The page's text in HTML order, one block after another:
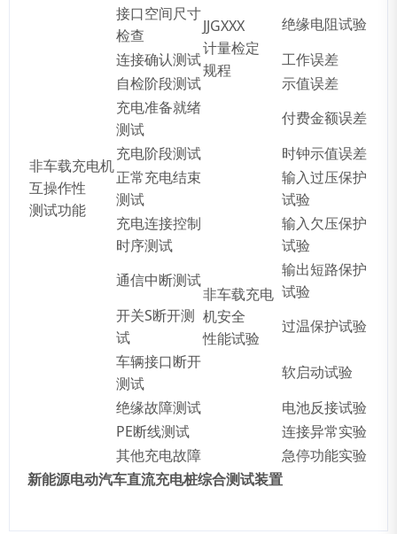
非车载充电机
互操作性
测试功能
JJGXXX
计量检定
规程
接口空间尺寸
检查
绝缘电阻试验
连接确认测试
工作误差
自检阶段测试
示值误差
充电准备就绪
测试
付费金额误差
充电阶段测试
时钟示值误差
正常充电结束
测试
非车载充电
机安全
性能试验
输入过压保护
试验
充电连接控制
时序测试
输入欠压保护
试验
通信中断测试
输出短路保护
试验
开关S断开测
试
过温保护试验
车辆接口断开
测试
软启动试验
绝缘故障测试
电池反接试验
PE断线测试
连接异常实验
其他充电故障
急停功能实验
新能源电动汽车直流充电桩综合测试装置